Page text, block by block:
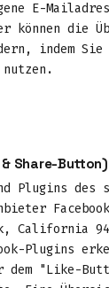
E-
können die
indem Sie
nutzen.
Share-Button)
Plugins des
California
Plugins
dem "Like-